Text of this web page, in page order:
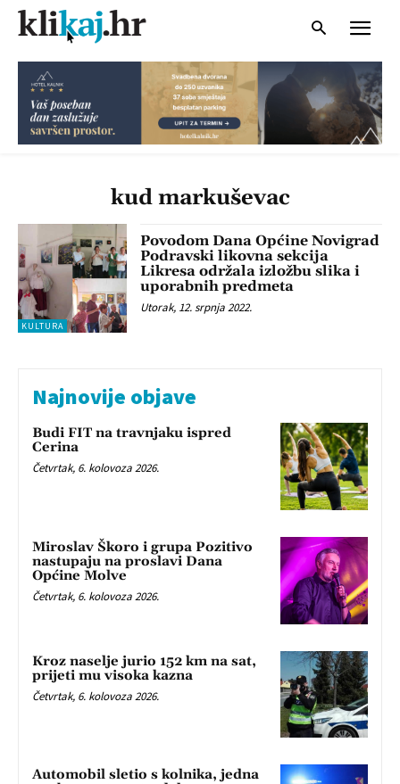
kud markuševac
KULTURA
Povodom Dana Općine Novigrad
Podravski likovna sekcija
Likresa održala izložbu slika i
uporabnih predmeta
Utorak, 12. srpnja 2022.
Najnovije objave
Budi FIT na travnjaku ispred
Cerina
Četvrtak, 6. kolovoza 2026.
Miroslav Škoro i grupa Pozitivo
nastupaju na proslavi Dana
Općine Molve
Četvrtak, 6. kolovoza 2026.
Kroz naselje jurio 152 km na sat,
prijeti mu visoka kazna
Četvrtak, 6. kolovoza 2026.
Automobil sletio s kolnika, jedna